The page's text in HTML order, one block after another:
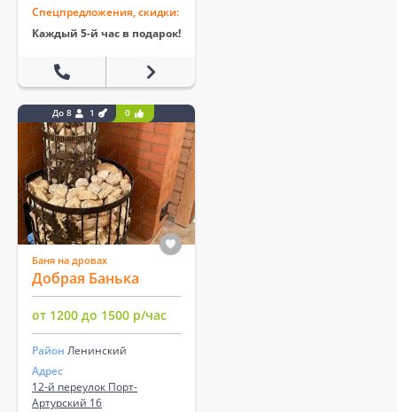
Спецпредложения, скидки:
Каждый 5-й час в подарок!
До 8 1 0
Баня на дровах
Добрая Банька
от 1200 до 1500 р/час
Район Ленинский
Адрес
12-й переулок Порт-
Артурский 16